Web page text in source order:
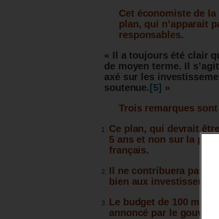
Cet économiste de
plan, qui n’apparait
responsables.
« Il a toujours été clair
de moyen terme. Il
axé sur les
soutenue. [5] »
Trois remarques
Ce plan, qui devrait
5 ans et non sur la
français.
Il ne contribuera pas
bien aux
Le budget de 100
annoncé par le